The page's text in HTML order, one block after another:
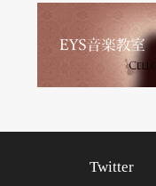
Twitter